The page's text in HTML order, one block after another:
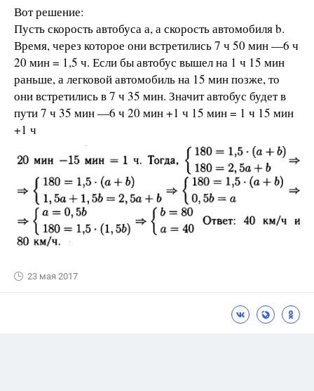
Вот решение:
Пусть скорость автобуса а, а скорость автомобиля b.
Время, через которое они встретились 7 ч 50 мин —6 ч
20 мин = 1,5 ч. Если бы автобус вышел на 1 ч 15 мин
раньше, а легковой автомобиль на 15 мин позже, то
они встретились в 7 ч 35 мин. Значит автобус будет в
пути 7 ч 35 мин —6 ч 20 мин +1 ч 15 мин = 1 ч 15 мин
+1 ч
23 мая 2017